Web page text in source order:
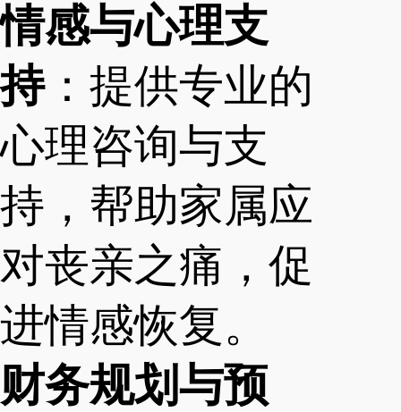
情感与心理支
持：提供专业的
心理咨询与支
持，帮助家属应
对丧亲之痛，促
进情感恢复。
财务规划与预